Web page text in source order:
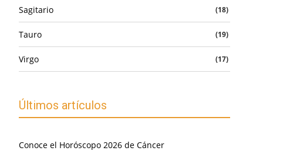
Sagitario (18)
Tauro (19)
Virgo (17)
Últimos artículos
Conoce el Horóscopo 2026 de Cáncer